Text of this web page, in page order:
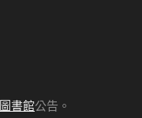
圖書館公告。